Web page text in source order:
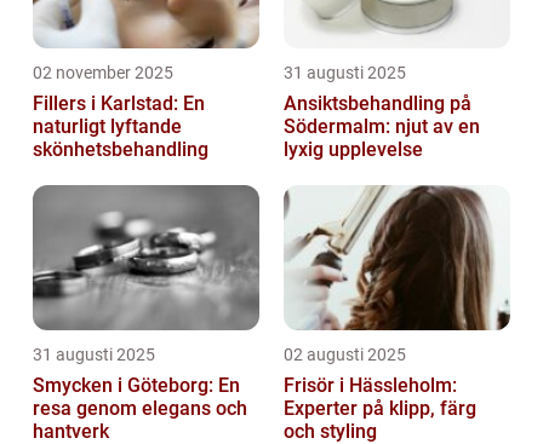
02 november 2025
Fillers i Karlstad: En
naturligt lyftande
skönhetsbehandling
31 augusti 2025
Ansiktsbehandling på
Södermalm: njut av en
lyxig upplevelse
31 augusti 2025
Smycken i Göteborg: En
resa genom elegans och
hantverk
02 augusti 2025
Frisör i Hässleholm:
Experter på klipp, färg
och styling